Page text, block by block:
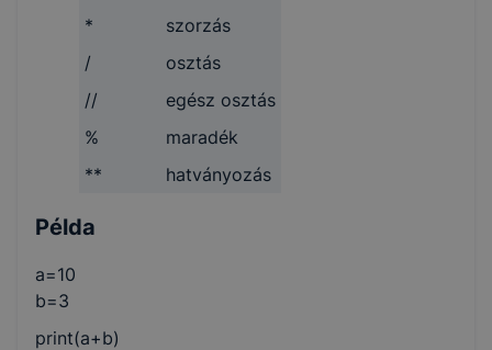
*
szorzás
/
osztás
//
egész osztás
%
maradék
**
hatványozás
Példa
a=10
b=3
print(a+b)